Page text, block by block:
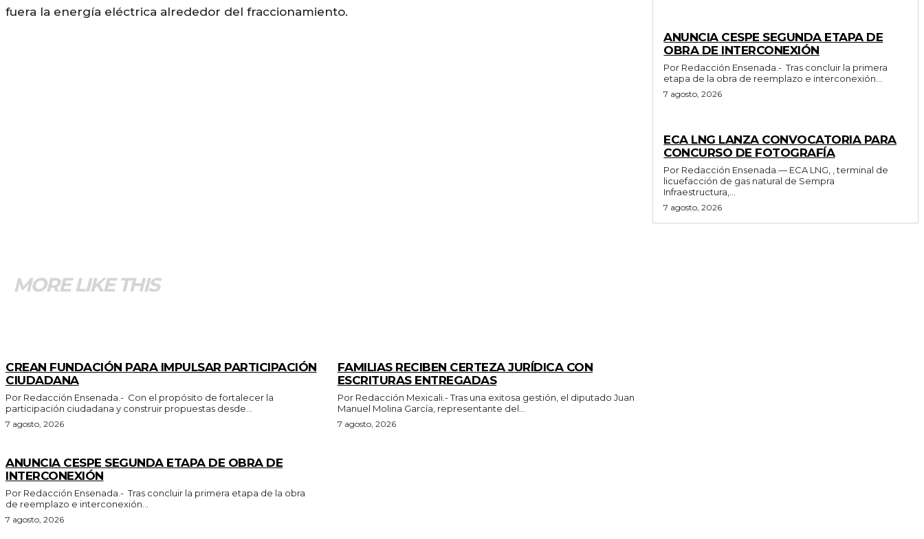
fuera la energía eléctrica alrededor del fraccionamiento.
ANUNCIA CESPE SEGUNDA ETAPA DE
OBRA DE INTERCONEXIÓN
Por Redacción Ensenada.- Tras concluir la primera
etapa de la obra de reemplazo e interconexión...
7 agosto, 2026
ECA LNG LANZA CONVOCATORIA PARA
CONCURSO DE FOTOGRAFÍA
Por Redacción Ensenada.— ECA LNG, , terminal de
licuefacción de gas natural de Sempra
Infraestructura,...
7 agosto, 2026
MORE LIKE THIS
CREAN FUNDACIÓN PARA IMPULSAR PARTICIPACIÓN
CIUDADANA
Por Redacción Ensenada.- Con el propósito de fortalecer la
participación ciudadana y construir propuestas desde...
7 agosto, 2026
FAMILIAS RECIBEN CERTEZA JURÍDICA CON
ESCRITURAS ENTREGADAS
Por Redacción Mexicali.- Tras una exitosa gestión, el diputado Juan
Manuel Molina García, representante del...
7 agosto, 2026
ANUNCIA CESPE SEGUNDA ETAPA DE OBRA DE
INTERCONEXIÓN
Por Redacción Ensenada.- Tras concluir la primera etapa de la obra
de reemplazo e interconexión...
7 agosto, 2026